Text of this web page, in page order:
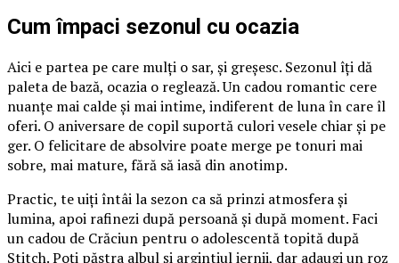
Cum împaci sezonul cu ocazia
Aici e partea pe care mulți o sar, și greșesc. Sezonul îți dă
paleta de bază, ocazia o reglează. Un cadou romantic cere
nuanțe mai calde și mai intime, indiferent de luna în care îl
oferi. O aniversare de copil suportă culori vesele chiar și pe
ger. O felicitare de absolvire poate merge pe tonuri mai
sobre, mai mature, fără să iasă din anotimp.
Practic, te uiți întâi la sezon ca să prinzi atmosfera și
lumina, apoi rafinezi după persoană și după moment. Faci
un cadou de Crăciun pentru o adolescentă topită după
Stitch. Poți păstra albul și argintiul iernii, dar adaugi un roz